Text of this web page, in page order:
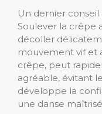
Un dernier
Soulever la crêpe
décoller
mouvement vif et
crêpe, peut
agréable, évitant
développe la
une danse